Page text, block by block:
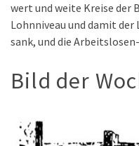
wert und weite Kreise der
Lohnniveau und damit der
sank, und die
Bild der